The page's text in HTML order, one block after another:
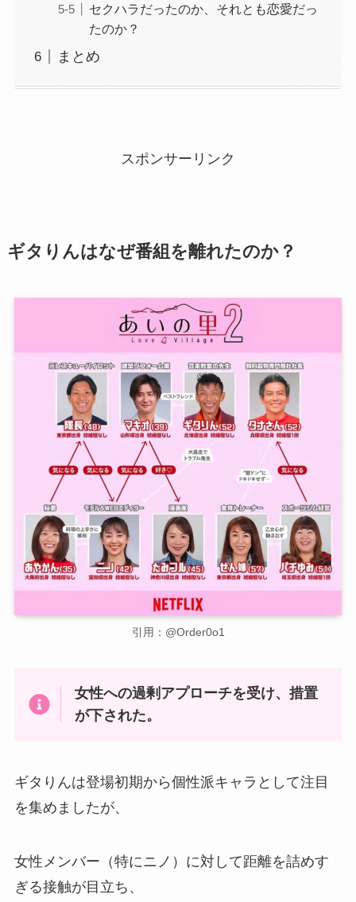
セクハラだったのか、それとも恋愛だっ
たのか？
まとめ
スポンサーリンク
ギタりんはなぜ番組を離れたのか？
引用：@Order0o1
女性への過剰アプローチを受け、措置
が下された。
ギタりんは登場初期から個性派キャラとして注目
を集めましたが、
女性メンバー（特にニノ）に対して距離を詰めす
ぎる接触が目立ち、